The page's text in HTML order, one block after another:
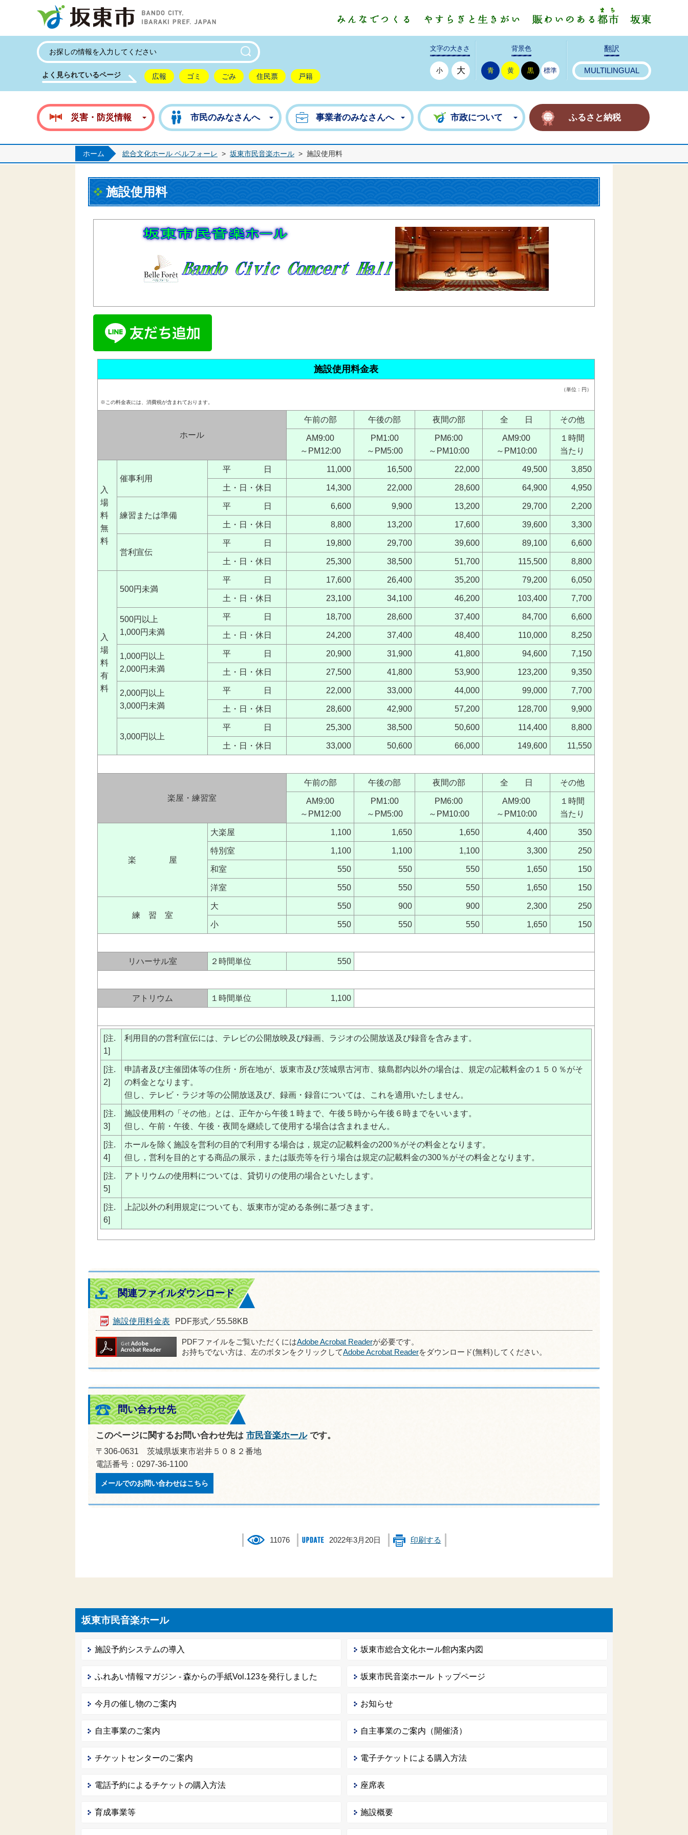
よく見られているページ 広報 ゴミ ごみ 住民票 戸籍
文字の大きさ
小 大
背景色
青 黄 黒 標準
翻訳
MULTILINGUAL
災害・防災情報 市民のみなさんへ 事業者のみなさんへ 市政について ふるさと納税
ホーム 総合文化ホール ベルフォーレ > 坂東市民音楽ホール > 施設使用料
施設使用料
施設使用料金表
（単位：円）
※この料金表には、消費税が含まれております。
ホール
午前の部 午後の部 夜間の部 全 日 その他
AM9:00
～PM12:00
PM1:00
～PM5:00
PM6:00
～PM10:00
AM9:00
～PM10:00
１時間
当たり
入
場
料
無
料
催事利用
平 日 11,000 16,500 22,000 49,500 3,850
土・日・休日 14,300 22,000 28,600 64,900 4,950
練習または準備
平 日 6,600 9,900 13,200 29,700 2,200
土・日・休日 8,800 13,200 17,600 39,600 3,300
営利宣伝
平 日 19,800 29,700 39,600 89,100 6,600
土・日・休日 25,300 38,500 51,700 115,500 8,800
入
場
料
有
料
500円未満
平 日 17,600 26,400 35,200 79,200 6,050
土・日・休日 23,100 34,100 46,200 103,400 7,700
500円以上
1,000円未満
平 日 18,700 28,600 37,400 84,700 6,600
土・日・休日 24,200 37,400 48,400 110,000 8,250
1,000円以上
2,000円未満
平 日 20,900 31,900 41,800 94,600 7,150
土・日・休日 27,500 41,800 53,900 123,200 9,350
2,000円以上
3,000円未満
平 日 22,000 33,000 44,000 99,000 7,700
土・日・休日 28,600 42,900 57,200 128,700 9,900
3,000円以上
平 日 25,300 38,500 50,600 114,400 8,800
土・日・休日 33,000 50,600 66,000 149,600 11,550
楽屋・練習室
午前の部 午後の部 夜間の部 全 日 その他
AM9:00
～PM12:00
PM1:00
～PM5:00
PM6:00
～PM10:00
AM9:00
～PM10:00
１時間
当たり
楽 屋
大楽屋 1,100 1,650 1,650 4,400 350
特別室 1,100 1,100 1,100 3,300 250
和室 550 550 550 1,650 150
洋室 550 550 550 1,650 150
練 習 室
大 550 900 900 2,300 250
小 550 550 550 1,650 150
リハーサル室 ２時間単位 550
アトリウム １時間単位 1,100
[注.
1]
利用目的の営利宣伝には、テレビの公開放映及び録画、ラジオの公開放送及び録音を含みます。
[注.
2]
申請者及び主催団体等の住所・所在地が、坂東市及び茨城県古河市、猿島郡内以外の場合は、規定の記載料金の１５０％がそ
の料金となります。
但し、テレビ・ラジオ等の公開放送及び、録画・録音については、これを適用いたしません。
[注.
3]
施設使用料の「その他」とは、正午から午後１時まで、午後５時から午後６時までをいいます。
但し、午前・午後、午後・夜間を継続して使用する場合は含まれません。
[注.
4]
ホールを除く施設を営利の目的で利用する場合は，規定の記載料金の200％がその料金となります。
但し，営利を目的とする商品の展示，または販売等を行う場合は規定の記載料金の300％がその料金となります。
[注.
5]
アトリウムの使用料については、貸切りの使用の場合といたします。
[注.
6]
上記以外の利用規定についても、坂東市が定める条例に基づきます。
関連ファイルダウンロード
施設使用料金表 PDF形式／55.58KB
PDFファイルをご覧いただくにはAdobe Acrobat Readerが必要です。
お持ちでない方は、左のボタンをクリックしてAdobe Acrobat Readerをダウンロード(無料)してください。
問い合わせ先
このページに関するお問い合わせ先は 市民音楽ホール です。
〒306-0631 茨城県坂東市岩井５０８２番地
電話番号：0297-36-1100
メールでのお問い合わせはこちら
11076 2022年3月20日 印刷する
坂東市民音楽ホール
施設予約システムの導入 坂東市総合文化ホール館内案内図
ふれあい情報マガジン - 森からの手紙Vol.123を発行しました 坂東市民音楽ホール トップページ
今月の催し物のご案内 お知らせ
自主事業のご案内 自主事業のご案内（開催済）
チケットセンターのご案内 電子チケットによる購入方法
電話予約によるチケットの購入方法 座席表
育成事業等 施設概要